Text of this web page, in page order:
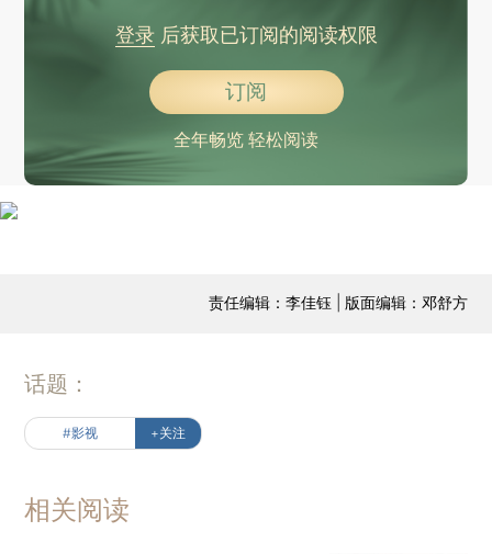
登录后获取已订阅的阅读权限
订阅
全年畅览 轻松阅读
责任编辑：李佳钰 | 版面编辑：邓舒方
话题：
#影视 +关注
相关阅读